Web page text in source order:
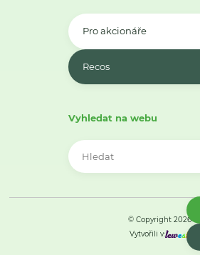
Pro akcionáře
Recos
Vyhledat na webu
© Copyright 2026
Vytvořili v: